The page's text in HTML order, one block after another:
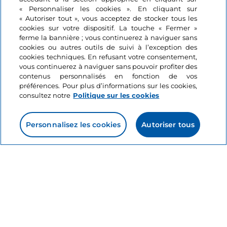
septembre en Italie
Powered By:
6 minutes
Informations sur le site
« Personnaliser les cookies ». En cliquant sur
« Autoriser tout », vous acceptez de stocker tous les
cookies sur votre dispositif. La touche « Fermer »
ferme la bannière ; vous continuerez à naviguer sans
cookies ou autres outils de suivi à l’exception des
cookies techniques. En refusant votre consentement,
vous continuerez à naviguer sans pouvoir profiter des
contenus personnalisés en fonction de vos
préférences. Pour plus d’informations sur les cookies,
consultez notre Politique sur les cookies
Personnalisez les cookies Autoriser tous